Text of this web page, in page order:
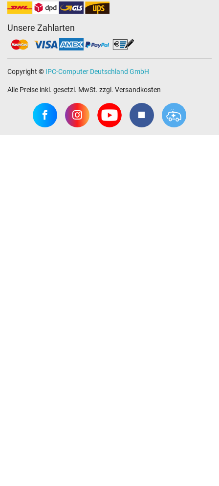
Unsere Zahlarten
Copyright © IPC-Computer Deutschland GmbH
Alle Preise inkl. gesetzl. MwSt. zzgl. Versandkosten